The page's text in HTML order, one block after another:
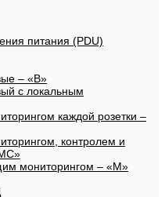
питания (PDU)
– «В»
с локальным
каждой розетки –
контролем и
мониторингом – «М»